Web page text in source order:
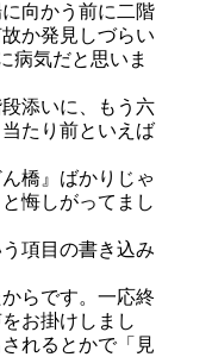
向かう前に二階
か発見しづらい
病気だと思いま
添いに、もう六
たり前といえば
橋』ばかりじゃ
悔しがってまし
項目の書き込み
らです。一応終
お掛けしまし
れるとかで「見